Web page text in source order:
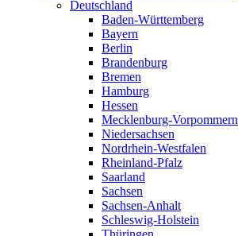
Deutschland
Baden-Württemberg
Bayern
Berlin
Brandenburg
Bremen
Hamburg
Hessen
Mecklenburg-Vorpommern
Niedersachsen
Nordrhein-Westfalen
Rheinland-Pfalz
Saarland
Sachsen
Sachsen-Anhalt
Schleswig-Holstein